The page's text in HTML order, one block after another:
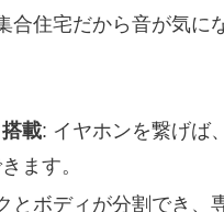
合住宅だから音が気
載: イヤホンを繋げば
ます。
とボディが分割でき、